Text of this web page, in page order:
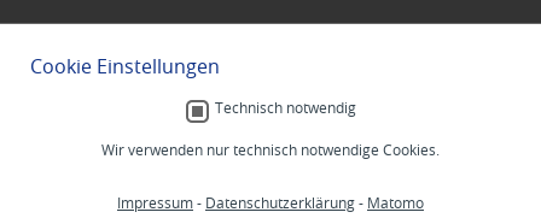
Cookie Einstellungen
Technisch notwendig
Wir verwenden nur technisch notwendige Cookies.
Impressum- Datenschutzerklärung- Matomo